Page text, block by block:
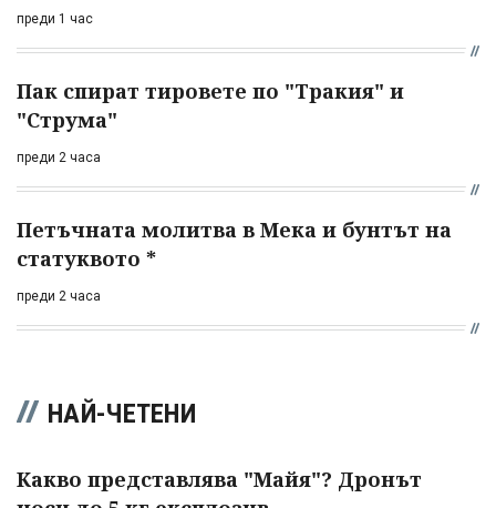
преди 1 час
Пак спират тировете по "Тракия" и
"Струма"
преди 2 часа
Петъчната молитва в Мека и бунтът на
статуквото *
преди 2 часа
НАЙ-ЧЕТЕНИ
Какво представлява "Майя"? Дронът